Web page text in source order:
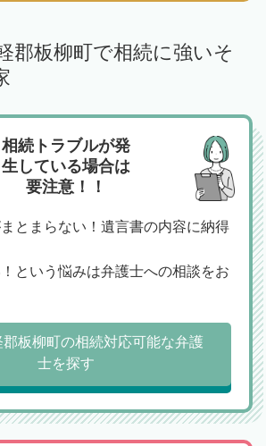
郡板柳町で相続に強いそ
相続トラブルが発
生している場合は
要注意！！
とまらない！遺言書の内容に納得
という悩みは弁護士への相談をお
板柳町の相続対応可能な弁護
士を探す